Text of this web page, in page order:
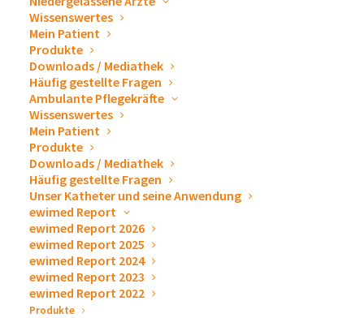
Wissenswertes
Mein Patient
Produkte
Downloads / Mediathek
Häufig gestellte Fragen
Ambulante Pflegekräfte
Wissenswertes
Mein Patient
Produkte
Downloads / Mediathek
Häufig gestellte Fragen
Unser Katheter und seine Anwendung
ewimed Report
ewimed Report 2026
ewimed Report 2025
ewimed Report 2024
ewimed Report 2023
ewimed Report 2022
Produkte
ewimed Switzerland AG
ewimed Sweden AB
ewimed Denmark A/S
ewimed Norway AS
ewimed Belgium BV
ewimed Netherlands B.V.
ewimed Luxemburg
ewiCare Hungary
ewimed Hungary